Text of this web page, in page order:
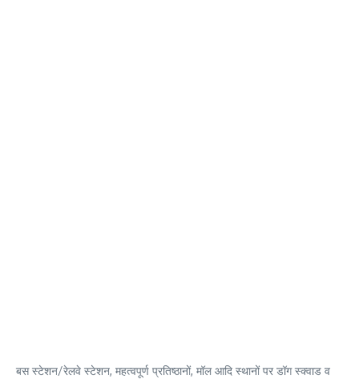
बस स्टेशन/रेलवे स्टेशन, महत्वपूर्ण प्रतिष्ठानों, मॉल आदि स्थानों पर डॉग स्क्वाड व